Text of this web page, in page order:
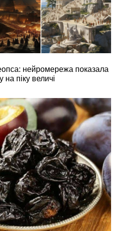
нейромережа показала
на піку величі